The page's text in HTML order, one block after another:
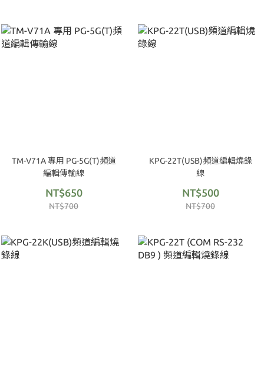
TM-V71A 專用 PG-5G(T)頻道
編輯傳輸線
NT$650
NT$700
KPG-22T(USB)頻道編輯燒錄
線
NT$500
NT$700